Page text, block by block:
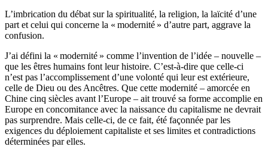
L’imbrication du débat sur la spiritualité, la religion, la laïcité d’une
part et celui qui concerne la « modernité » d’autre part, aggrave la
confusion.
J’ai défini la « modernité » comme l’invention de l’idée – nouvelle –
que les êtres humains font leur histoire. C’est-à-dire que celle-ci
n’est pas l’accomplissement d’une volonté qui leur est extérieure,
celle de Dieu ou des Ancêtres. Que cette modernité – amorcée en
Chine cinq siècles avant l’Europe – ait trouvé sa forme accomplie en
Europe en concomitance avec la naissance du capitalisme ne devrait
pas surprendre. Mais celle-ci, de ce fait, été façonnée par les
exigences du déploiement capitaliste et ses limites et contradictions
déterminées par elles.